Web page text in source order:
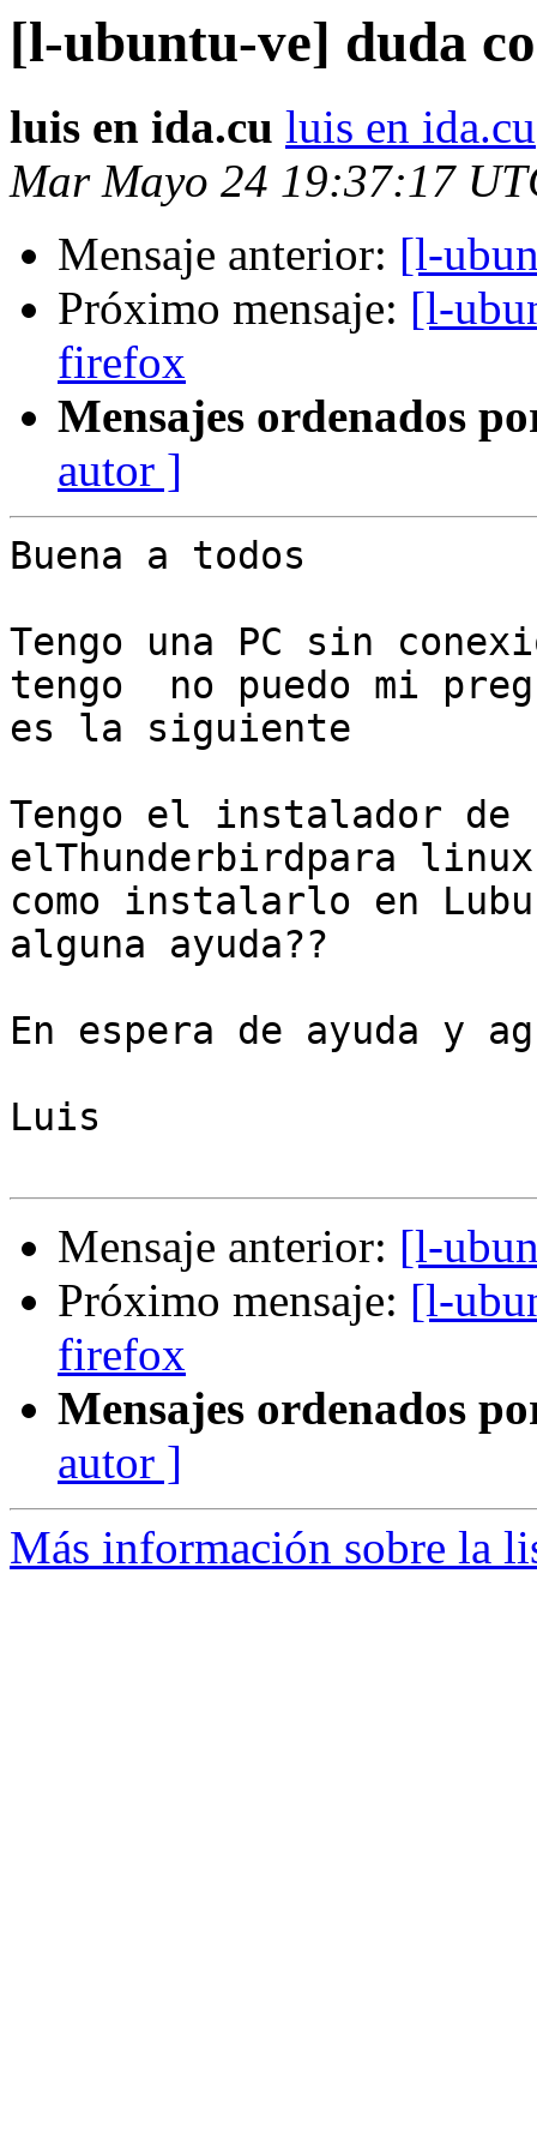
[l-ubuntu-ve] duda
luis en ida.cu luis en ida.cu
Mar Mayo 24 19:37:17
Mensaje anterior: [l-
Próximo mensaje: [l-
firefox
Mensajes ordenados
autor ]
Buena a todos
Tengo una PC sin
tengo  no puedo mi
es la siguiente
Tengo el instalador
elThunderbirdpara
como instalarlo en
alguna ayuda??
En espera de ayuda y
Luis
Mensaje anterior: [l-
Próximo mensaje: [l-
firefox
Mensajes ordenados
autor ]
Más información sobre la